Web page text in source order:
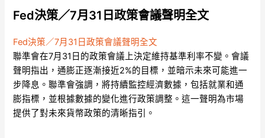
Fed決策／7月31日政策會議聲明全文
Fed決策／7月31日政策會議聲明全文
聯準會在7月31日的政策會議上決定維持基準利率不變。會議
聲明指出，通膨正逐漸接近2%的目標，並暗示未來可能進一
步降息。聯準會強調，將持續監控經濟數據，包括就業和通
膨指標，並根據數據的變化進行政策調整。這一聲明為市場
提供了對未來貨幣政策的清晰指引。